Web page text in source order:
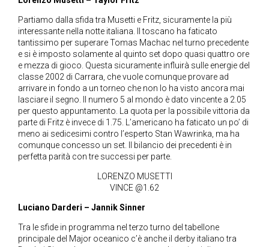
Partiamo dalla sfida tra Musetti e Fritz, sicuramente la più
interessante nella notte italiana. Il toscano ha faticato
tantissimo per superare Tomas Machac nel turno precedente
e si è imposto solamente al quinto set dopo quasi quattro ore
e mezza di gioco. Questa sicuramente influirà sulle energie del
classe 2002 di Carrara, che vuole comunque provare ad
arrivare in fondo a un torneo che non lo ha visto ancora mai
lasciare il segno. Il numero 5 al mondo è dato vincente a 2.05
per questo appuntamento. La quota per la possibile vittoria da
parte di Fritz è invece di 1.75. L’americano ha faticato un po’ di
meno ai sedicesimi contro l’esperto Stan Wawrinka, ma ha
comunque concesso un set. Il bilancio dei precedenti è in
perfetta parità con tre successi per parte.
LORENZO MUSETTI
VINCE @1.62
Luciano Darderi – Jannik Sinner
Tra le sfide in programma nel terzo turno del tabellone
principale del Major oceanico c’è anche il derby italiano tra